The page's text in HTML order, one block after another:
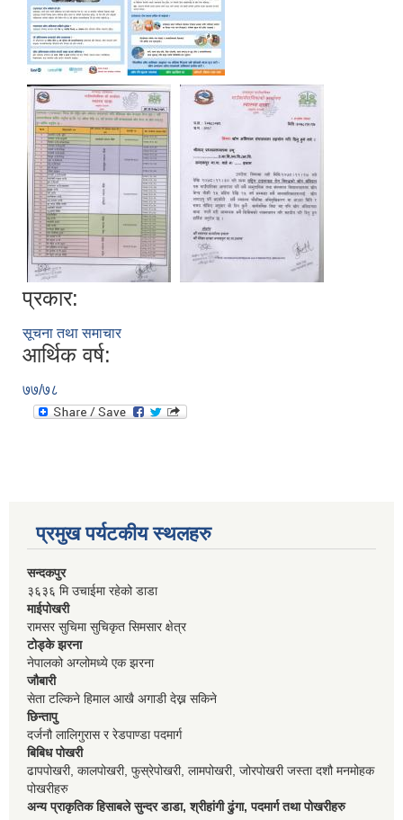
प्रकार:
सूचना तथा समाचार
आर्थिक वर्ष:
७७/७८
प्रमुख पर्यटकीय स्थलहरु
सन्दकपुर
३६३६ मि उचाईमा रहेको डाडा
माईपोखरी
रामसर सुचिमा सुचिकृत सिमसार क्षेत्र
टोड्के झरना
नेपालको अग्लोमध्ये एक झरना
जौबारी
सेता टल्किने हिमाल आखै अगाडी देख्न सकिने
छिन्तापु
दर्जनौ लालिगुरास र रेडपाण्डा पदमार्ग
बिबिध पोखरी
ढापपोखरी, कालपोखरी, फुस्रेपोखरी, लामपोखरी, जोरपोखरी जस्ता दशौ मनमोहक
पोखरीहरु
अन्य प्राकृतिक हिसाबले सुन्दर डाडा, श्रीहांगी ढुंगा, पदमार्ग तथा पोखरीहरु